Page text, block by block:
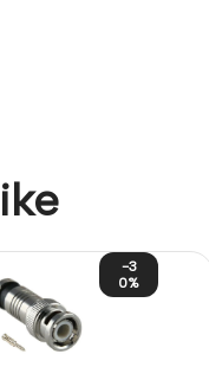
-3
0%